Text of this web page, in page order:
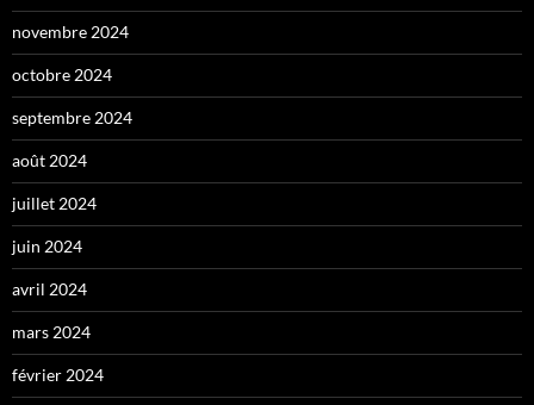
novembre 2024
octobre 2024
septembre 2024
août 2024
juillet 2024
juin 2024
avril 2024
mars 2024
février 2024